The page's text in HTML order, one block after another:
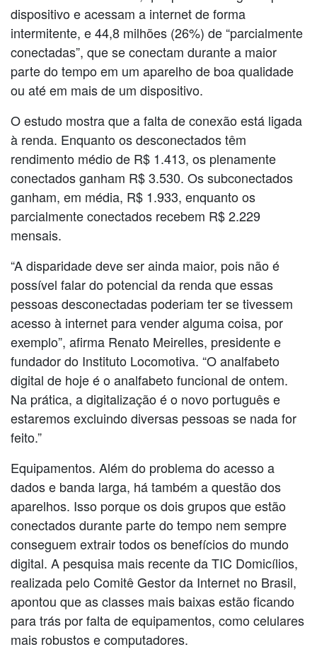
dispositivo e acessam a internet de forma
intermitente, e 44,8 milhões (26%) de “parcialmente
conectadas”, que se conectam durante a maior
parte do tempo em um aparelho de boa qualidade
ou até em mais de um dispositivo.
O estudo mostra que a falta de conexão está ligada
à renda. Enquanto os desconectados têm
rendimento médio de R$ 1.413, os plenamente
conectados ganham R$ 3.530. Os subconectados
ganham, em média, R$ 1.933, enquanto os
parcialmente conectados recebem R$ 2.229
mensais.
“A disparidade deve ser ainda maior, pois não é
possível falar do potencial da renda que essas
pessoas desconectadas poderiam ter se tivessem
acesso à internet para vender alguma coisa, por
exemplo”, afirma Renato Meirelles, presidente e
fundador do Instituto Locomotiva. “O analfabeto
digital de hoje é o analfabeto funcional de ontem.
Na prática, a digitalização é o novo português e
estaremos excluindo diversas pessoas se nada for
feito.”
Equipamentos. Além do problema do acesso a
dados e banda larga, há também a questão dos
aparelhos. Isso porque os dois grupos que estão
conectados durante parte do tempo nem sempre
conseguem extrair todos os benefícios do mundo
digital. A pesquisa mais recente da TIC Domicílios,
realizada pelo Comitê Gestor da Internet no Brasil,
apontou que as classes mais baixas estão ficando
para trás por falta de equipamentos, como celulares
mais robustos e computadores.